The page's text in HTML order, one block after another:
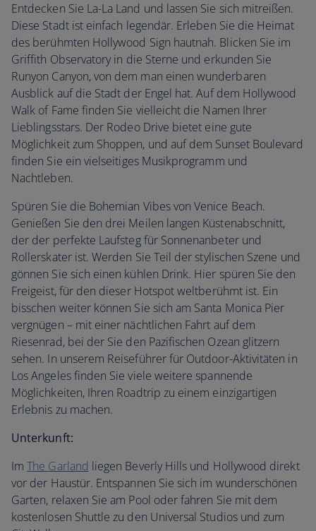
Entdecken Sie La-La Land und lassen Sie sich mitreißen.
Diese Stadt ist einfach legendär. Erleben Sie die Heimat
des berühmten Hollywood Sign hautnah. Blicken Sie im
Griffith Observatory in die Sterne und erkunden Sie
Runyon Canyon, von dem man einen wunderbaren
Ausblick auf die Stadt der Engel hat. Auf dem Hollywood
Walk of Fame finden Sie vielleicht die Namen Ihrer
Lieblingsstars. Der Rodeo Drive bietet eine gute
Möglichkeit zum Shoppen, und auf dem Sunset Boulevard
finden Sie ein vielseitiges Musikprogramm und
Nachtleben.
Spüren Sie die Bohemian Vibes von Venice Beach.
Genießen Sie den drei Meilen langen Küstenabschnitt,
der der perfekte Laufsteg für Sonnenanbeter und
Rollerskater ist. Werden Sie Teil der stylischen Szene und
gönnen Sie sich einen kühlen Drink. Hier spüren Sie den
Freigeist, für den dieser Hotspot weltberühmt ist. Ein
bisschen weiter können Sie sich am Santa Monica Pier
vergnügen – mit einer nächtlichen Fahrt auf dem
Riesenrad, bei der Sie den Pazifischen Ozean glitzern
sehen. In unserem Reiseführer für Outdoor-Aktivitäten in
Los Angeles finden Sie viele weitere spannende
Möglichkeiten, Ihren Roadtrip zu einem einzigartigen
Erlebnis zu machen.
Unterkunft:
ImThe Garland liegen Beverly Hills und Hollywood direkt
vor der Haustür. Entspannen Sie sich im wunderschönen
Garten, relaxen Sie am Pool oder fahren Sie mit dem
kostenlosen Shuttle zu den Universal Studios und zum